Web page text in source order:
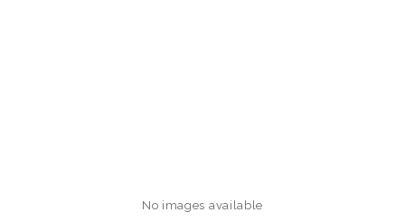
No images available